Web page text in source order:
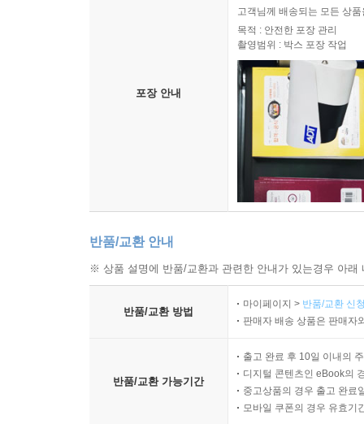
포장 안내
고객님께 배송되는 모든 상
목적 : 안전한 포장 관리
촬영범위 : 박스 포장 작업
반품/교환 안내
※ 상품 설명에 반품/교환과 관련한 안내가 있는경우 아
반품/교환 방법
마이페이지 > 반품/교환 신
판매자 배송 상품은 판매자
반품/교환 가능기간
출고 완료 후 10일 이내의
디지털 콘텐츠인 eBook의
중고상품의 경우 출고 완료
모바일 쿠폰의 경우 유효기